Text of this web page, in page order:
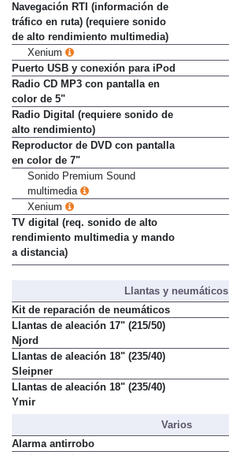
Navegación RTI (información de
tráfico en ruta) (requiere sonido
de alto rendimiento multimedia)
Xenium
Puerto USB y conexión para iPod
Radio CD MP3 con pantalla en
color de 5"
Radio Digital (requiere sonido de
alto rendimiento)
Reproductor de DVD con pantalla
en color de 7"
Sonido Premium Sound
multimedia
Xenium
TV digital (req. sonido de alto
rendimiento multimedia y mando
a distancia)
Llantas y neumáticos
Kit de reparación de neumáticos
Llantas de aleación 17" (215/50)
Njord
Llantas de aleación 18" (235/40)
Sleipner
Llantas de aleación 18" (235/40)
Ymir
Varios
Alarma antirrobo